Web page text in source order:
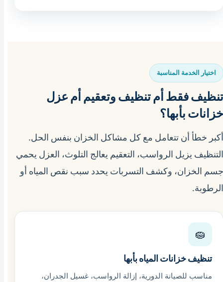
اختيار الخدمة المناسبة
تنظيف فقط أم تنظيف وتعقيم أم عزل
خزانات بأبها؟
أكبر خطأ أن تتعامل مع كل مشاكل الخزان بنفس الحل.
التنظيف يزيل الرواسب، التعقيم يعالج التلوث، العزل يحمي
جسم الخزان، وكشف التسربات يحدد سبب نقص المياه أو
الرطوبة.
🧽
تنظيف خزانات المياه بأبها
مناسب للصيانة الدورية، إزالة الرواسب، غسيل الجدران،